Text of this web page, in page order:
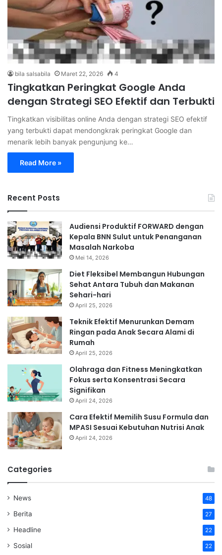
bila salsabila Maret 22, 2026 4
Tingkatkan Peringkat Google Anda
dengan Strategi SEO Efektif dan Terbukti
Tingkatkan visibilitas online Anda dengan strategi SEO efektif
yang terbukti dapat mendongkrak peringkat Google dan
menarik lebih banyak pengunjung ke…
Read More »
Recent Posts
Audiensi Produktif FORWARD dengan
Kepala BNN Sulut untuk Penanganan
Masalah Narkoba
Mei 14, 2026
Diet Fleksibel Membangun Hubungan
Sehat Antara Tubuh dan Makanan
Sehari-hari
April 25, 2026
Teknik Efektif Menurunkan Demam
Ringan pada Anak Secara Alami di
Rumah
April 25, 2026
Olahraga dan Fitness Meningkatkan
Fokus serta Konsentrasi Secara
Signifikan
April 24, 2026
Cara Efektif Memilih Susu Formula dan
MPASI Sesuai Kebutuhan Nutrisi Anak
April 24, 2026
Categories
News 48
Berita 27
Headline 22
Sosial 22